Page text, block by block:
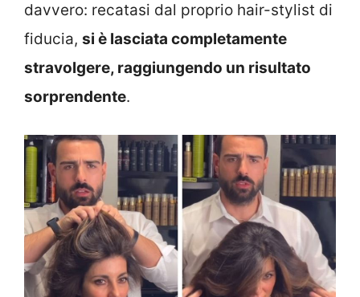
davvero: recatasi dal proprio hair-stylist di
fiducia, si è lasciata completamente
stravolgere, raggiungendo un risultato
sorprendente.